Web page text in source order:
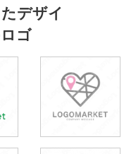
デザイ
ゴ